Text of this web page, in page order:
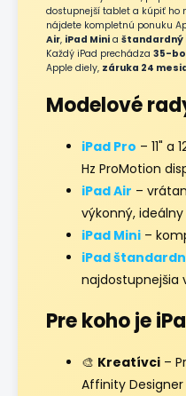
dostupnejší tablet a kúpiť ho
nájdete kompletnú ponuku
Air, iPad Mini a štandardný
Každý iPad prechádza 35-
Apple diely, záruka 24
Modelové
iPad Pro – 11" a
Hz ProMotion
iPad Air –
výkonný,
iPad Mini –
iPad
najdostupnejšia
Pre koho je
🎨 Kreatívci –
Affinity Designer